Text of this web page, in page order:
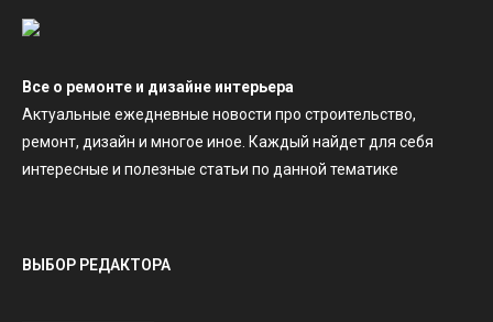
Все о ремонте и дизайне интерьера
Актуальные ежедневные новости про строительство,
ремонт, дизайн и многое иное. Каждый найдет для себя
интересные и полезные статьи по данной тематике
ВЫБОР РЕДАКТОРА